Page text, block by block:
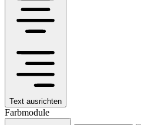
Text ausrichten
Farbmodule